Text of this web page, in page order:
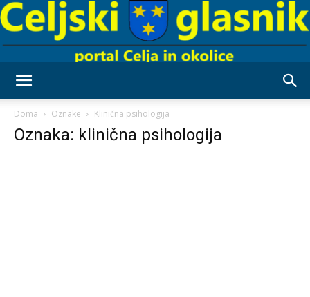
Doma Oznake Klinična psihologija
Oznaka: klinična psihologija